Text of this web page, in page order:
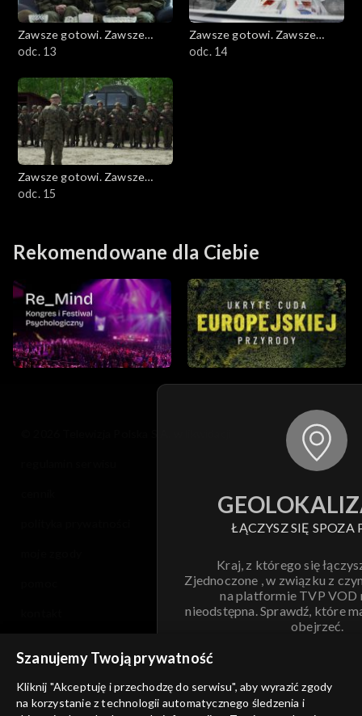
Zawsze gotowi. Zawsze
blisko
odc. 13
Zawsze gotowi. Zawsze
blisko
odc. 14
Zawsze gotowi. Zawsze
blisko
odc. 15
Rekomendowane dla Ciebie
ŁĄCZYSZ SIĘ SPOZA
Kraj, z którego się
Zjednoczone , w związku z
na platformie TVP VOD
nieodstępna. Sprawdź, które
obejrzeć.
informacje o dostawcy usług
Szanujemy Twoją prywatność
Kliknij "Akceptuję i przechodzę do serwisu", aby wyrazić zgody
na korzystanie z technologii automatycznego śledzenia i